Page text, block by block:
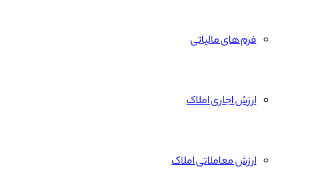
فرم های مالیاتی
ارزش اجاری املاک
ارزش معاملاتی املاک